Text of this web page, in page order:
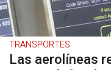
TRANSPORTES
Las aerolíneas